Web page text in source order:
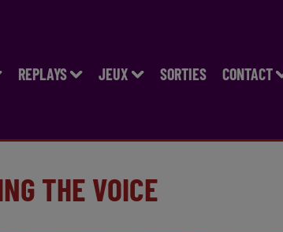
REPLAYS JEUX SORTIES CONTACT
THE VOICE